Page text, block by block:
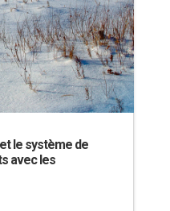
le système de
avec les